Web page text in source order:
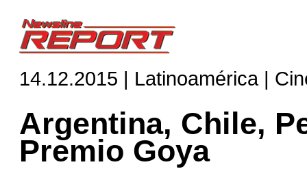
14.12.2015 | Latinoamérica |
Argentina, Chile,
Premio Goya